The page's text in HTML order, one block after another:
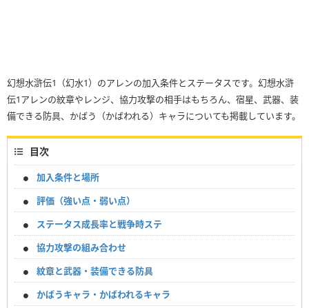
幻想水滸伝1（幻水1）のアレンの加入条件とステータスです。幻想水滸
伝1アレンの紋章やレンジ、協力攻撃の相手はもちろん、宿星、武器、装
備できる防具、かばう（かばわれる）キャラについても掲載しています。
目次
加入条件と場所
評価（強い点・弱い点）
ステータス成長率と戦争時ステ
協力攻撃の組み合わせ
紋章と武器・装備できる防具
かばうキャラ・かばわれるキャラ